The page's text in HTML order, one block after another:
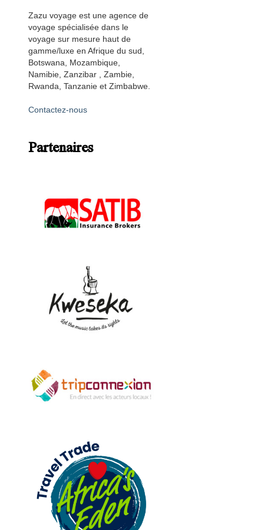
Zazu voyage est une agence de
voyage spécialisée dans le
voyage sur mesure haut de
gamme/luxe en Afrique du sud,
Botswana, Mozambique,
Namibie, Zanzibar , Zambie,
Rwanda, Tanzanie et Zimbabwe.
Contactez-nous
Partenaires